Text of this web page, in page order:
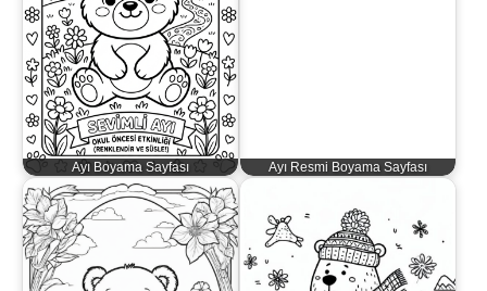
Ayı Boyama Sayfası Ayı Resmi Boyama Sayfası